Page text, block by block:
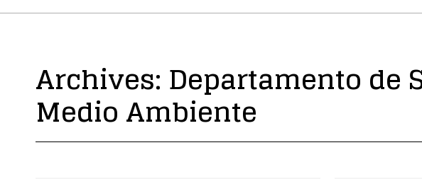
Archives: Departamento de
Medio Ambiente